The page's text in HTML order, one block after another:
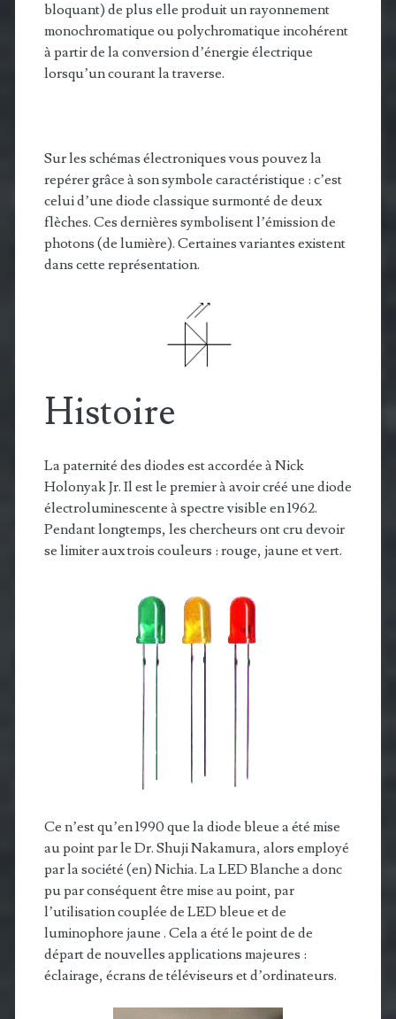
bloquant) de plus elle produit un rayonnement
monochromatique ou polychromatique incohérent
à partir de la conversion d’énergie électrique
lorsqu’un courant la traverse.
Sur les schémas électroniques vous pouvez la
repérer grâce à son symbole caractéristique : c’est
celui d’une diode classique surmonté de deux
flèches. Ces dernières symbolisent l’émission de
photons (de lumière). Certaines variantes existent
dans cette représentation.
Histoire
La paternité des diodes est accordée à Nick
Holonyak Jr. Il est le premier à avoir créé une diode
électroluminescente à spectre visible en 1962.
Pendant longtemps, les chercheurs ont cru devoir
se limiter aux trois couleurs : rouge, jaune et vert.
Ce n’est qu’en 1990 que la diode bleue a été mise
au point par le Dr. Shuji Nakamura, alors employé
par la société (en) Nichia. La LED Blanche a donc
pu par conséquent être mise au point, par
l’utilisation couplée de LED bleue et de
luminophore jaune . Cela a été le point de de
départ de nouvelles applications majeures :
éclairage, écrans de téléviseurs et d’ordinateurs.